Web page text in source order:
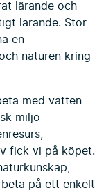
lärande och
lärande. Stor
en
naturen kring
med vatten
miljö
fick vi på köpet.
på ett enkelt